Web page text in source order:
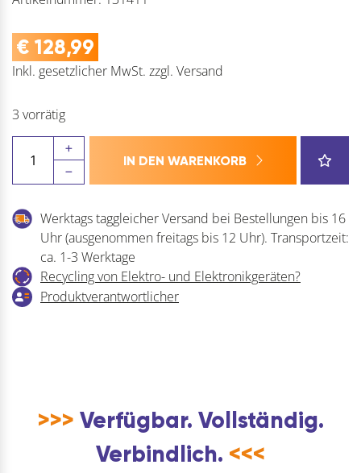
€ 128,99
Inkl. gesetzlicher MwSt. zzgl. Versand
3 vorrätig
Schleifvorrichtung
SVD-
Menge
IN DEN WARENKORB
Werktags taggleicher Versand bei Bestellungen bis 16
Uhr (ausgenommen freitags bis 12 Uhr). Transportzeit:
ca. 1-3 Werktage
Recycling von Elektro- und Elektronikgeräten?
Produktverantwortlicher
>>> Verfügbar. Vollständig.
Verbindlich. <<<